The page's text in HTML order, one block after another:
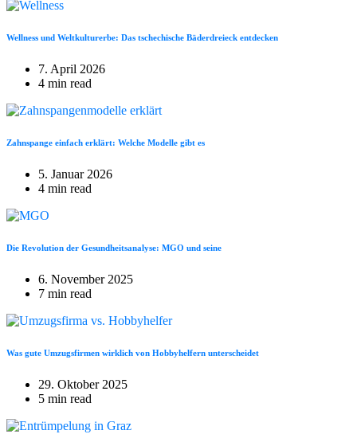
Wellness und Weltkulturerbe: Das tschechische Bäderdreieck entdecken
7. April 2026
4 min read
Zahnspange einfach erklärt: Welche Modelle gibt es
5. Januar 2026
4 min read
Die Revolution der Gesundheitsanalyse: MGO und seine
6. November 2025
7 min read
Was gute Umzugsfirmen wirklich von Hobbyhelfern unterscheidet
29. Oktober 2025
5 min read